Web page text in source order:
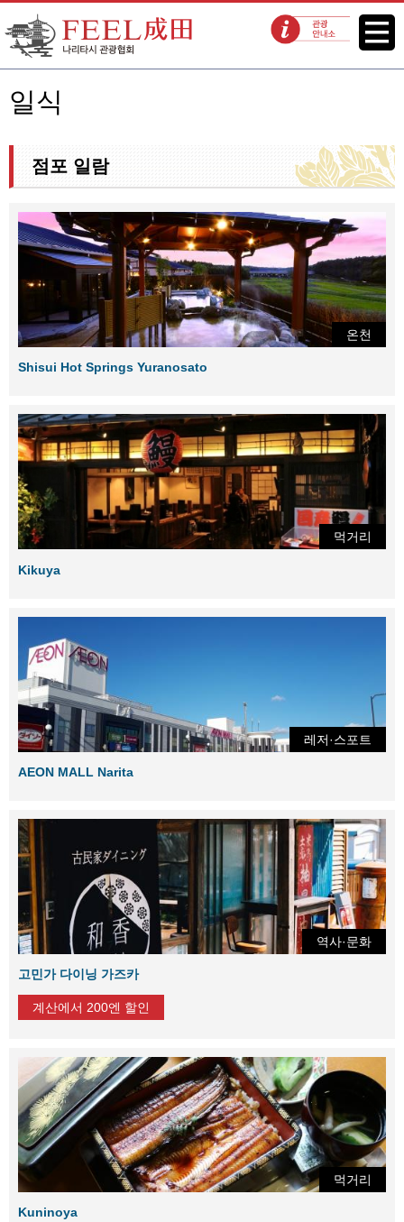
FEEL 나리타 나리타시 관광협회 관광 안내소 메뉴
일식
점포 일람
온천
Shisui Hot Springs Yuranosato
먹거리
Kikuya
레저·스포트
AEON MALL Narita
역사·문화
고민가 다이닝 가즈카
계산에서 200엔 할인
먹거리
Kuninoya